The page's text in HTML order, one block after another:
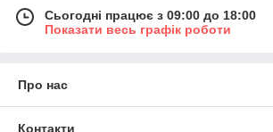
Сьогодні працює з 09:00 до 18:00
Показати весь графік роботи
Про нас
Контакти